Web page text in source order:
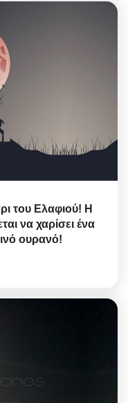
του Ελαφιού! Η
να χαρίσει ένα
ουρανό!